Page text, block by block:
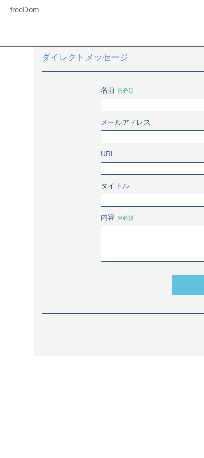
freeDom
ダイレクトメッセージ
名前 ※必須
メールアドレス
URL
タイトル
内容 ※必須